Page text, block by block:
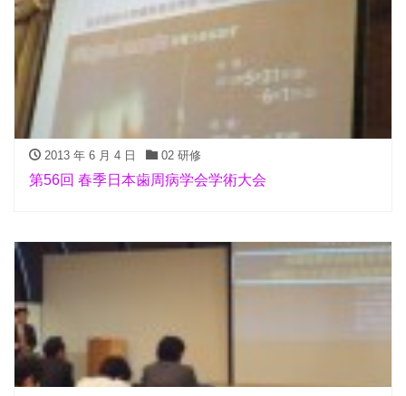
2013 年 6 月 4 日 02 研修
第56回 春季日本歯周病学会学術大会